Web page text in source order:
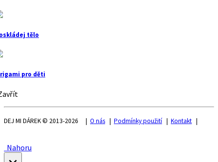
tělo
pro děti
DEJ MI DÁREK © 2013-2026 | O nás | Podmínky použití| Kontakt |
Nahoru